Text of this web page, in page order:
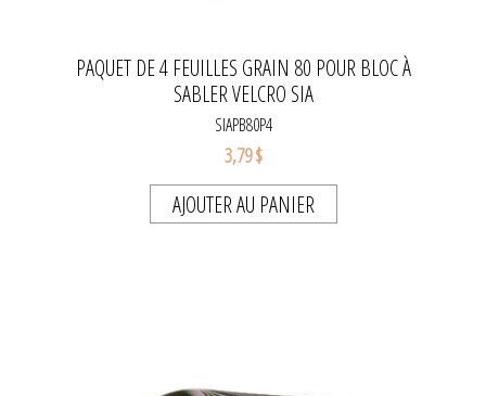
PAQUET DE 4 FEUILLES GRAIN 80 POUR BLOC À
SABLER VELCRO SIA
SIAPB80P4
3,79 $
AJOUTER AU PANIER